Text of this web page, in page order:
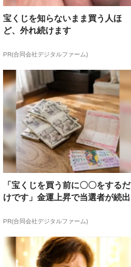
宝くじを知らないまま買う人ほ
ど、外れ続けます
PR(合同会社デジタルファーム)
「宝くじを買う前に〇〇をするだ
けです」金運上昇で当選者が続出
PR(合同会社デジタルファーム)